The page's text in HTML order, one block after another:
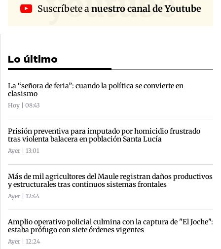
Suscríbete anuestro canal de Youtube
Lo último
La “señora de feria”: cuando la política se convierte en
clasismo
Hoy | 08:43
Prisión preventiva para imputado por homicidio frustrado
tras violenta balacera en población Santa Lucía
Ayer | 13:01
Más de mil agricultores del Maule registran daños productivos
y estructurales tras continuos sistemas frontales
Ayer | 12:44
Amplio operativo policial culmina con la captura de "El Joche":
estaba prófugo con siete órdenes vigentes
Ayer | 12:24